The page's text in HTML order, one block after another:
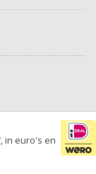
in euro's en